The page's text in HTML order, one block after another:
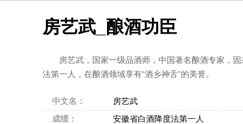
房艺武_酿酒功臣
房艺武，国家一级品酒师，中国著名酿酒专家，固
法第一人，在酿酒领域享有“酒乡神舌”的美誉。
中文名： 房艺武
成绩：
安徽省白酒降度法第一人